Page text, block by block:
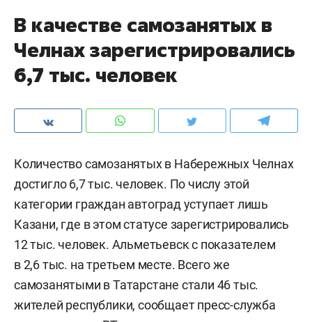
В качестве самозанятых в
Челнах зарегистрировались
6,7 тыс. человек
Количество самозанятых в Набережных Челнах
достигло 6,7 тыс. человек. По числу этой
категории граждан автоград уступает лишь
Казани, где в этом статусе зарегистрировались
12 тыс. человек. Альметьевск с показателем
в 2,6 тыс. на третьем месте. Всего же
самозанятыми в Татарстане стали 46 тыс.
жителей республики, сообщает пресс-служба